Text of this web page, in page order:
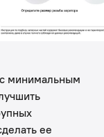
с минимальным
ее